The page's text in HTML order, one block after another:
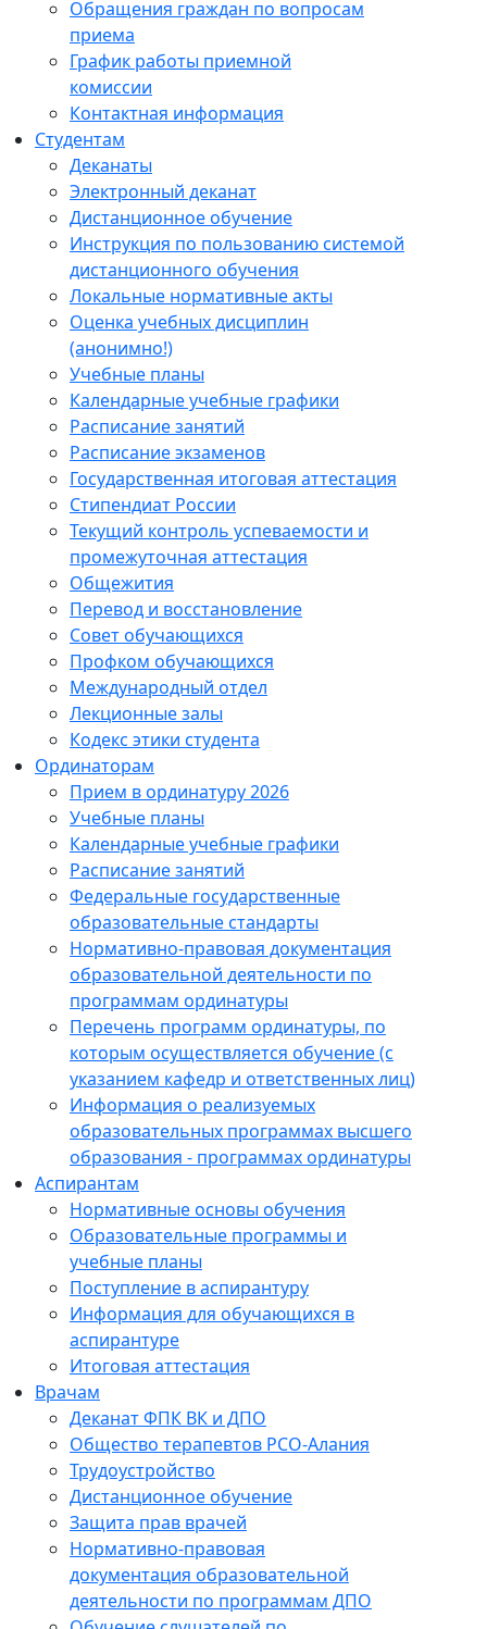
Обращения граждан по вопросам
приема
График работы приемной
комиссии
Контактная информация
Студентам
Деканаты
Электронный деканат
Дистанционное обучение
Инструкция по пользованию системой
дистанционного обучения
Локальные нормативные акты
Оценка учебных дисциплин
(анонимно!)
Учебные планы
Календарные учебные графики
Расписание занятий
Расписание экзаменов
Государственная итоговая аттестация
Стипендиат России
Текущий контроль успеваемости и
промежуточная аттестация
Общежития
Перевод и восстановление
Совет обучающихся
Профком обучающихся
Международный отдел
Лекционные залы
Кодекс этики студента
Ординаторам
Прием в ординатуру 2026
Учебные планы
Календарные учебные графики
Расписание занятий
Федеральные государственные
образовательные стандарты
Нормативно-правовая документация
образовательной деятельности по
программам ординатуры
Перечень программ ординатуры, по
которым осуществляется обучение (с
указанием кафедр и ответственных лиц)
Информация о реализуемых
образовательных программах высшего
образования - программах ординатуры
Аспирантам
Нормативные основы обучения
Образовательные программы и
учебные планы
Поступление в аспирантуру
Информация для обучающихся в
аспирантуре
Итоговая аттестация
Врачам
Деканат ФПК ВК и ДПО
Общество терапевтов РСО-Алания
Трудоустройство
Дистанционное обучение
Защита прав врачей
Нормативно-правовая
документация образовательной
деятельности по программам ДПО